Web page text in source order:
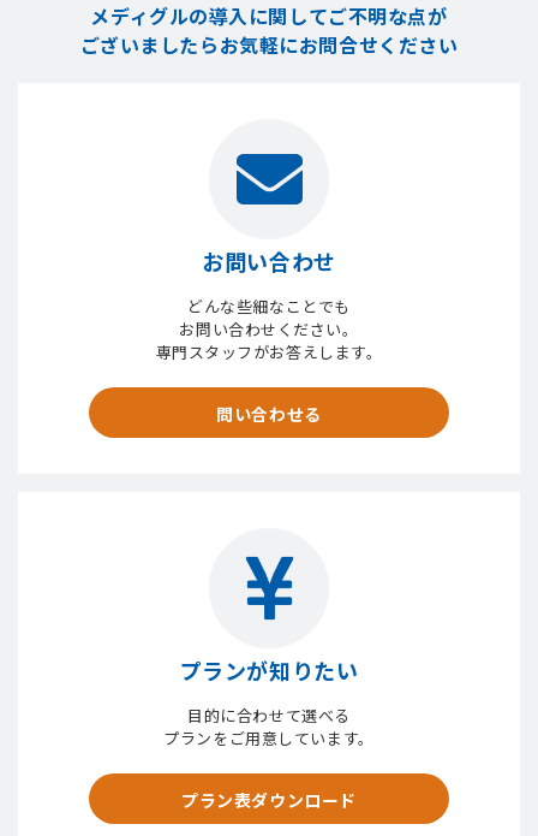
メディグルの導入に関してご不明な点が
ございましたらお気軽にお問合せください
お問い合わせ
どんな些細なことでも
お問い合わせください。
専門スタッフがお答えします。
問い合わせる
プランが知りたい
目的に合わせて選べる
プランをご用意しています。
プラン表ダウンロード